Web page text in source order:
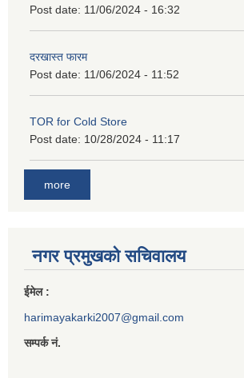
Post date: 11/06/2024 - 16:32
दरखास्त फारम
Post date: 11/06/2024 - 11:52
TOR for Cold Store
Post date: 10/28/2024 - 11:17
more
नगर प्रमुखको सचिवालय
ईमेल :
harimayakarki2007@gmail.com
सम्पर्क नं.